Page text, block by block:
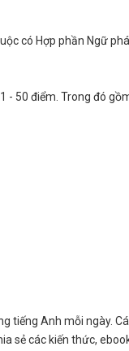
có Hợp phần Ngữ
- 50 điểm. Trong đó
tiếng Anh mỗi ngày.
sẻ các kiến thức,